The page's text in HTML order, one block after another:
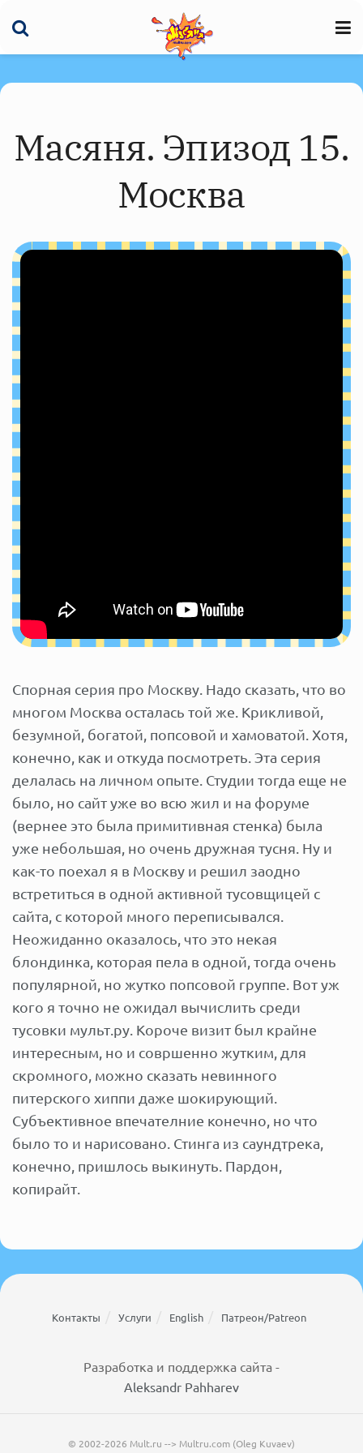
Масяня. Эпизод 15.
Москва
Спорная серия про Москву. Надо сказать, что во
многом Москва осталась той же. Крикливой,
безумной, богатой, попсовой и хамоватой. Хотя,
конечно, как и откуда посмотреть. Эта серия
делалась на личном опыте. Студии тогда еще не
было, но сайт уже во всю жил и на форуме
(вернее это была примитивная стенка) была
уже небольшая, но очень дружная тусня. Ну и
как-то поехал я в Москву и решил заодно
встретиться в одной активной тусовщицей с
сайта, с которой много переписывался.
Неожиданно оказалось, что это некая
блондинка, которая пела в одной, тогда очень
популярной, но жутко попсовой группе. Вот уж
кого я точно не ожидал вычислить среди
тусовки мульт.ру. Короче визит был крайне
интересным, но и совршенно жутким, для
скромного, можно сказать невинного
питерского хиппи даже шокирующий.
Субъективное впечателние конечно, но что
было то и нарисовано. Стинга из саундтрека,
конечно, пришлось выкинуть. Пардон,
копирайт.
Контакты Услуги English Патреон/Patreon
Разработка и поддержка сайта -
Aleksandr Pahharev
© 2002-2026 Mult.ru --> Multru.com (Oleg Kuvaev)